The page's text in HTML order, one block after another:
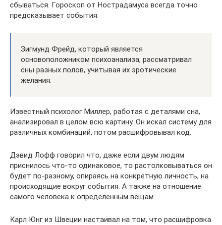
сбываться. Гороскоп от Нострадамуса всегда точно
предсказывает события.
Зигмунд Фрейд, который является
основоположником психоанализа, рассматривал
сны разных полов, учитывая их эротические
желания.
Известный психолог Миллер, работая с деталями сна,
анализировал в целом всю картину. Он искал систему для
различных комбинаций, потом расшифровывал код.
Дэвид Лофф говорил что, даже если двум людям
приснилось что-то одинаковое, то растолковываться он
будет по-разному, опираясь на конкретную личность, на
происходящие вокруг события. А также на отношение
самого человека к определенным вещам.
Карл Юнг из Швеции настаивал на том, что расшифровка